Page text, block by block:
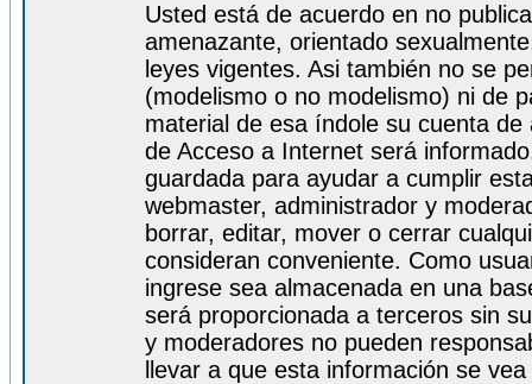
Usted está de acuerdo en no
amenazante, orientado
leyes vigentes. Asi también no se
(modelismo o no modelismo) ni de
material de esa índole su cuenta
de Acceso a Internet será
guardada para ayudar a cumplir
webmaster, administrador y
borrar, editar, mover o cerrar
consideran conveniente. Como
ingrese sea almacenada en una
será proporcionada a terceros sin
y moderadores no pueden
llevar a que esta información se